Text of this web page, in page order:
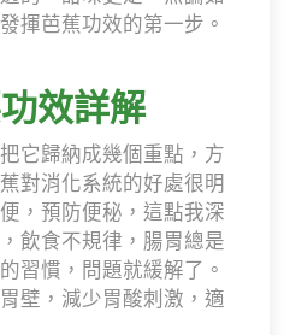
揮芭蕉功效的第一步。
效詳解
它歸納成幾個重點，方
對消化系統的好處很明
，預防便秘，這點我深
飲食不規律，腸胃總是
習慣，問題就緩解了。
壁，減少胃酸刺激，適